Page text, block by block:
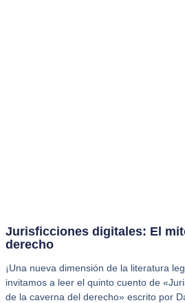
Jurisficciones digitales: El
derecho
¡Una nueva dimensión de la literatura
invitamos a leer el quinto cuento de
de la caverna del derecho» escrito por